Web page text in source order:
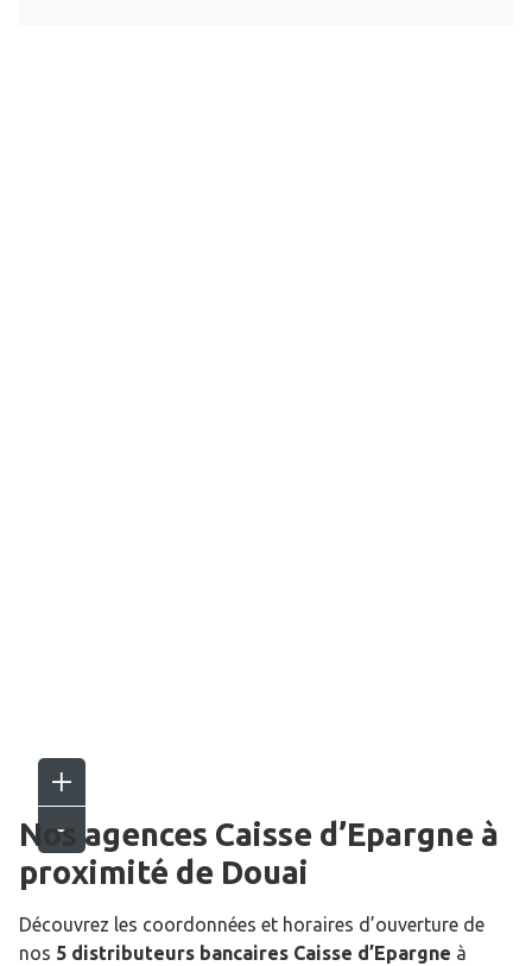
Nos agences Caisse d’Epargne à
proximité de Douai
Découvrez les coordonnées et horaires d’ouverture de
nos 5 distributeurs bancaires Caisse d’Epargne à